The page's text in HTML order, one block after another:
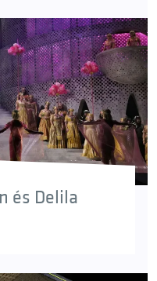
és Delila